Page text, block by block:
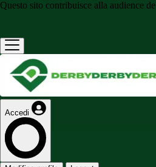
Questo sito contribuisce alla audience de
Accedi